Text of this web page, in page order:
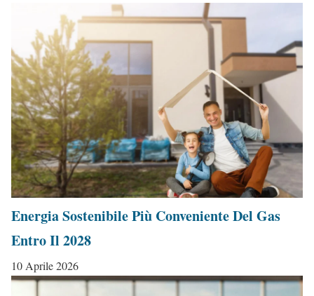
Energia Sostenibile Più Conveniente Del Gas
Entro Il 2028
10 Aprile 2026